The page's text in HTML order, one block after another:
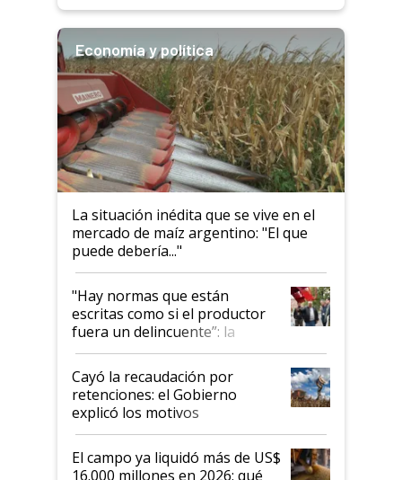
Economía y política
La situación inédita que se vive en el
mercado de maíz argentino: "El que
puede debería..."
"Hay normas que están
escritas como si el productor
fuera un delincuente”: la
desregulación llegó al
Congreso Aapresid y hasta se
habló del financiamiento al
IPCVA
Cayó la recaudación por
retenciones: el Gobierno
explicó los motivos
El campo ya liquidó más de US$
16.000 millones en 2026: qué